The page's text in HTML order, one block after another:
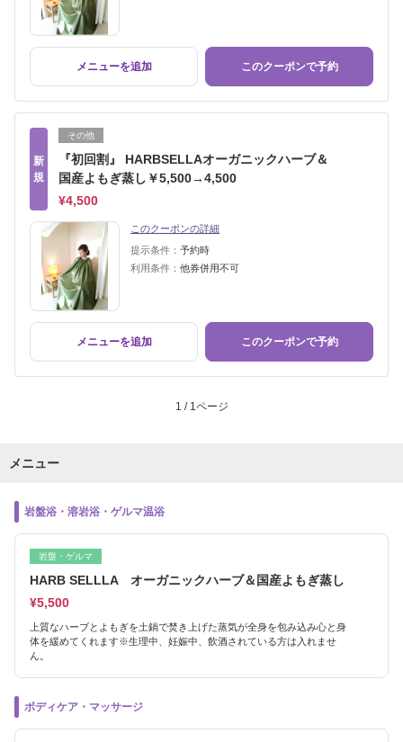
メニューを追加 このクーポンで予約
新
規
その他
『初回割』 HARBSELLAオーガニックハーブ＆
国産よもぎ蒸し￥5,500→4,500
¥4,500
このクーポンの詳細
提示条件： 予約時
利用条件： 他券併用不可
メニューを追加 このクーポンで予約
1 / 1ページ
メニュー
岩盤浴・溶岩浴・ゲルマ温浴
岩盤・ゲルマ
HARB SELLLA オーガニックハーブ＆国産よもぎ蒸し
¥5,500
上質なハーブとよもぎを土鍋で焚き上げた蒸気が全身を包み込み心と身
体を緩めてくれます※生理中、妊娠中、飲酒されている方は入れませ
ん。
ボディケア・マッサージ